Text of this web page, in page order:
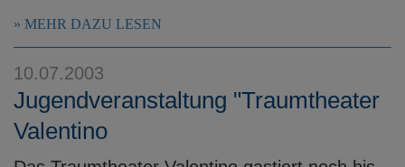
MEHR DAZU LESEN
10.07.2003
Jugendveranstaltung "Traumtheater
Valentino